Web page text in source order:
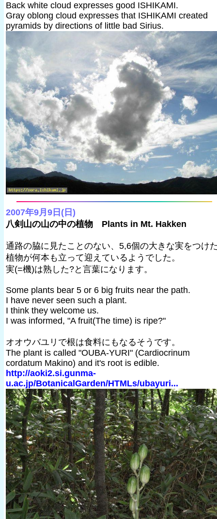
Back white cloud expresses good ISHIKAMI.
Gray oblong cloud expresses that ISHIKAMI created
pyramids by directions of little bad Sirius.
2007年9月9日(日)
八剣山の山の中の植物 Plants in Mt. Hakken
通路の脇に見たことのない、5,6個の大きな実をつけ
植物が何本も立って迎えているようでした。
実(=機)は熟した?と言葉になります。
Some plants bear 5 or 6 big fruits near the path.
I have never seen such a plant.
I think they welcome us.
I was informed, "A fruit(The time) is ripe?"
オオウバユリで根は食料にもなるそうです。
The plant is called "OUBA-YURI" (Cardiocrinum
cordatum Makino) and it's root is edible.
http://aoki2.si.gunma-
u.ac.jp/BotanicalGarden/HTMLs/ubayuri...